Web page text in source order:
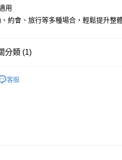
你分期使用說明】
台灣大哥大提供，台灣大哥大用戶可立即使
選擇「大哥付你分期」，訂單成立後會自動
額度、可分期數及費用金額請依後續交易確認
30分鐘內，如未前往確認交易或遇審核未通
說明】
後付
心！
不需註冊會員、不需綁卡、不需儲值。
先確認商品／服務後，再付款。
用
約會、旅行等多種場合，輕鬆提升整
分類 (1)
客服